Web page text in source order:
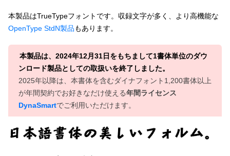
マイページ
お気に入り
ご利用ガイド
よくあるご質問
お問い合わせ
教科書体 行書体
草書体
江戸文字 デザイン毛筆
すべてを表示
太さ・ウェイト
本製品はTrueTypeフォントです。収録文字が多く、より高機能な
OpenType StdN製品もあります。
本製品は、2024年12月31日をもちまして1書体単位のダウ
ンロード製品としての取扱いを終了しました。
2025年以降は、本書体を含むダイナフォント1,200書体以上
が年間契約でお好きなだけ使える年間ライセンス
DynaSmartでご利用いただけます。